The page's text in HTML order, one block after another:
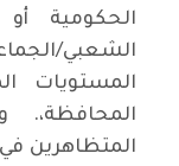
الحكومية
الشعبي/
المستويات
المتظاهرين